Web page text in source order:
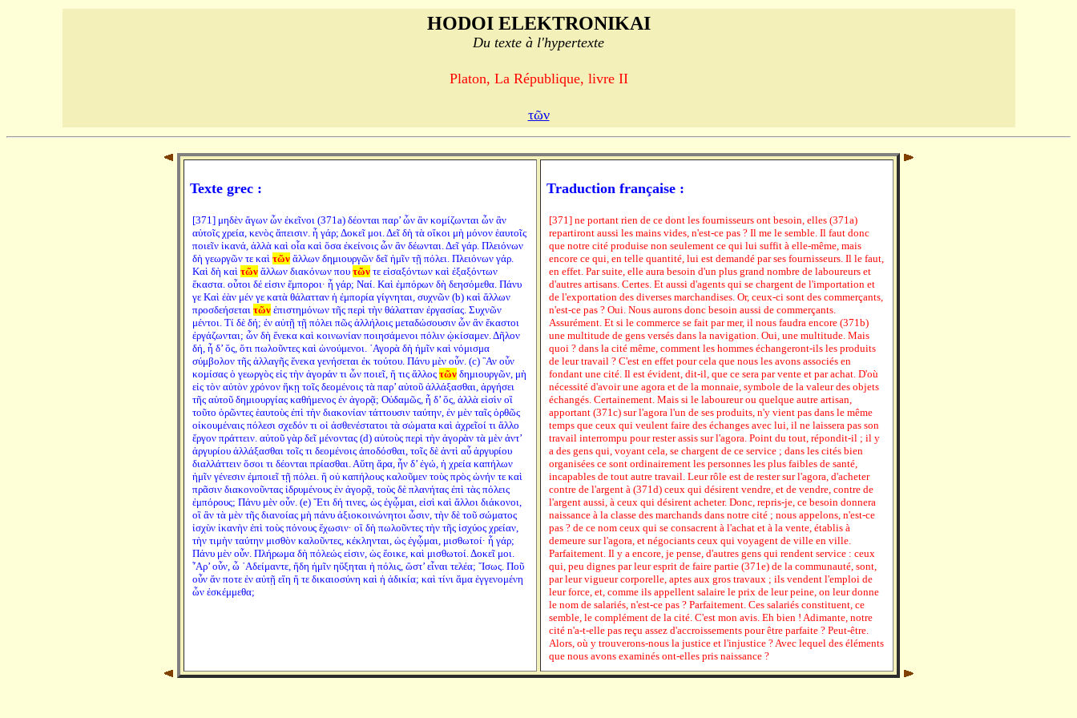
HODOI ELEKTRONIKAI
Du texte à l'hypertexte
Platon, La République, livre II
τῶν
Texte grec :
[371] μηδὲν ἄγων ὧν ἐκεῖνοι (371a) δέονται παρ’ ὧν ἂν κομίζωνται ὧν ἂν
αὐτοῖς χρεία, κενὸς ἄπεισιν. ἦ γάρ; Δοκεῖ μοι. Δεῖ δὴ τὰ οἴκοι μὴ μόνον ἑαυτοῖς
ποιεῖν ἱκανά, ἀλλὰ καὶ οἷα καὶ ὅσα ἐκείνοις ὧν ἂν δέωνται. Δεῖ γάρ. Πλειόνων
δὴ γεωργῶν τε καὶ τῶνἄλλων δημιουργῶν δεῖ ἡμῖν τῇ πόλει. Πλειόνων γάρ.
Καὶ δὴ καὶ τῶνἄλλων διακόνων που τῶντε εἰσαξόντων καὶ ἐξαξόντων
ἕκαστα. οὗτοι δέ εἰσιν ἔμποροι· ἦ γάρ; Ναί. Καὶ ἐμπόρων δὴ δεησόμεθα. Πάνυ
γε Καὶ ἐὰν μέν γε κατὰ θάλατταν ἡ ἐμπορία γίγνηται, συχνῶν (b) καὶ ἄλλων
προσδεήσεται τῶνἐπιστημόνων τῆς περὶ τὴν θάλατταν ἐργασίας. Συχνῶν
μέντοι. Τί δὲ δή; ἐν αὐτῇ τῇ πόλει πῶς ἀλλήλοις μεταδώσουσιν ὧν ἂν ἕκαστοι
ἐργάζωνται; ὧν δὴ ἕνεκα καὶ κοινωνίαν ποιησάμενοι πόλιν ᾠκίσαμεν. Δῆλον
δή, ἦ δ’ ὅς, ὅτι πωλοῦντες καὶ ὠνούμενοι. ᾿Αγορὰ δὴ ἡμῖν καὶ νόμισμα
σύμβολον τῆς ἀλλαγῆς ἕνεκα γενήσεται ἐκ τούτου. Πάνυ μὲν οὖν. (c) ῍Αν οὖν
κομίσας ὁ γεωργὸς εἰς τὴν ἀγοράν τι ὧν ποιεῖ, ἤ τις ἄλλος τῶνδημιουργῶν, μὴ
εἰς τὸν αὐτὸν χρόνον ἥκῃ τοῖς δεομένοις τὰ παρ’ αὐτοῦ ἀλλάξασθαι, ἀργήσει
τῆς αὑτοῦ δημιουργίας καθήμενος ἐν ἀγορᾷ; Οὐδαμῶς, ἦ δ’ ὅς, ἀλλὰ εἰσὶν οἳ
τοῦτο ὁρῶντες ἑαυτοὺς ἐπὶ τὴν διακονίαν τάττουσιν ταύτην, ἐν μὲν ταῖς ὀρθῶς
οἰκουμέναις πόλεσι σχεδόν τι οἱ ἀσθενέστατοι τὰ σώματα καὶ ἀχρεῖοί τι ἄλλο
ἔργον πράττειν. αὐτοῦ γὰρ δεῖ μένοντας (d) αὐτοὺς περὶ τὴν ἀγορὰν τὰ μὲν ἀντ’
ἀργυρίου ἀλλάξασθαι τοῖς τι δεομένοις ἀποδόσθαι, τοῖς δὲ ἀντὶ αὖ ἀργυρίου
διαλλάττειν ὅσοι τι δέονται πρίασθαι. Αὕτη ἄρα, ἦν δ’ ἐγώ, ἡ χρεία καπήλων
ἡμῖν γένεσιν ἐμποιεῖ τῇ πόλει. ἢ οὐ καπήλους καλοῦμεν τοὺς πρὸς ὠνήν τε καὶ
πρᾶσιν διακονοῦντας ἱδρυμένους ἐν ἀγορᾷ, τοὺς δὲ πλανήτας ἐπὶ τὰς πόλεις
ἐμπόρους; Πάνυ μὲν οὖν. (e) ῎Ετι δή τινες, ὡς ἐγᾦμαι, εἰσὶ καὶ ἄλλοι διάκονοι,
οἳ ἂν τὰ μὲν τῆς διανοίας μὴ πάνυ ἀξιοκοινώνητοι ὦσιν, τὴν δὲ τοῦ σώματος
ἰσχὺν ἱκανὴν ἐπὶ τοὺς πόνους ἔχωσιν· οἳ δὴ πωλοῦντες τὴν τῆς ἰσχύος χρείαν,
τὴν τιμὴν ταύτην μισθὸν καλοῦντες, κέκληνται, ὡς ἐγᾦμαι, μισθωτοί· ἦ γάρ;
Πάνυ μὲν οὖν. Πλήρωμα δὴ πόλεώς εἰσιν, ὡς ἔοικε, καὶ μισθωτοί. Δοκεῖ μοι.
῏Αρ’ οὖν, ὦ ᾿Αδείμαντε, ἤδη ἡμῖν ηὔξηται ἡ πόλις, ὥστ’ εἶναι τελέα; ῎Ισως. Ποῦ
οὖν ἄν ποτε ἐν αὐτῇ εἴη ἥ τε δικαιοσύνη καὶ ἡ ἀδικία; καὶ τίνι ἅμα ἐγγενομένη
ὧν ἐσκέμμεθα;
Traduction française :
[371] ne portant rien de ce dont les fournisseurs ont besoin, elles (371a)
repartiront aussi les mains vides, n'est-ce pas ? Il me le semble. Il faut donc
que notre cité produise non seulement ce qui lui suffit à elle-même, mais
encore ce qui, en telle quantité, lui est demandé par ses fournisseurs. Il le faut,
en effet. Par suite, elle aura besoin d'un plus grand nombre de laboureurs et
d'autres artisans. Certes. Et aussi d'agents qui se chargent de l'importation et
de l'exportation des diverses marchandises. Or, ceux-ci sont des commerçants,
n'est-ce pas ? Oui. Nous aurons donc besoin aussi de commerçants.
Assurément. Et si le commerce se fait par mer, il nous faudra encore (371b)
une multitude de gens versés dans la navigation. Oui, une multitude. Mais
quoi ? dans la cité même, comment les hommes échangeront-ils les produits
de leur travail ? C'est en effet pour cela que nous les avons associés en
fondant une cité. Il est évident, dit-il, que ce sera par vente et par achat. D'où
nécessité d'avoir une agora et de la monnaie, symbole de la valeur des objets
échangés. Certainement. Mais si le laboureur ou quelque autre artisan,
apportant (371c) sur l'agora l'un de ses produits, n'y vient pas dans le même
temps que ceux qui veulent faire des échanges avec lui, il ne laissera pas son
travail interrompu pour rester assis sur l'agora. Point du tout, répondit-il ; il y
a des gens qui, voyant cela, se chargent de ce service ; dans les cités bien
organisées ce sont ordinairement les personnes les plus faibles de santé,
incapables de tout autre travail. Leur rôle est de rester sur l'agora, d'acheter
contre de l'argent à (371d) ceux qui désirent vendre, et de vendre, contre de
l'argent aussi, à ceux qui désirent acheter. Donc, repris-je, ce besoin donnera
naissance à la classe des marchands dans notre cité ; nous appelons, n'est-ce
pas ? de ce nom ceux qui se consacrent à l'achat et à la vente, établis à
demeure sur l'agora, et négociants ceux qui voyagent de ville en ville.
Parfaitement. Il y a encore, je pense, d'autres gens qui rendent service : ceux
qui, peu dignes par leur esprit de faire partie (371e) de la communauté, sont,
par leur vigueur corporelle, aptes aux gros travaux ; ils vendent l'emploi de
leur force, et, comme ils appellent salaire le prix de leur peine, on leur donne
le nom de salariés, n'est-ce pas ? Parfaitement. Ces salariés constituent, ce
semble, le complément de la cité. C'est mon avis. Eh bien ! Adimante, notre
cité n'a-t-elle pas reçu assez d'accroissements pour être parfaite ? Peut-être.
Alors, où y trouverons-nous la justice et l'injustice ? Avec lequel des éléments
que nous avons examinés ont-elles pris naissance ?